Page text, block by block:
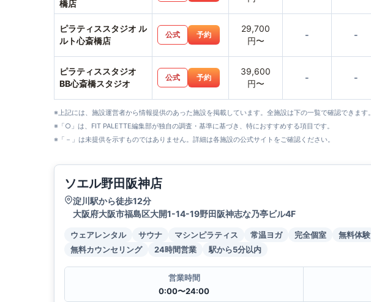
橋店
ピラティススタジオ ル
ルト心斎橋店
公式 予約
29,700
円〜
- -
ピラティススタジオ
BB心斎橋スタジオ
公式 予約
39,600
円〜
- -
※上記には、施設運営者から情報提供のあった施設を掲載しています。全施設は下の一覧で確認できます。
※「○」は、FIT PALETTE編集部が独自の調査・基準に基づき、特におすすめする項目です。
※「－」は未提供を示すものではありません。詳細は各施設の公式サイトをご確認ください。
ソエル野田阪神店
淀川駅から徒歩12分
大阪府大阪市福島区大開1-14-19野田阪神志な乃亭ビル4F
ウェアレンタル サウナ マシンピラティス 常温ヨガ 完全個室
無料体験
無料カウンセリング
24時間営業 駅から5分以内
営業時間
0:00〜24:00